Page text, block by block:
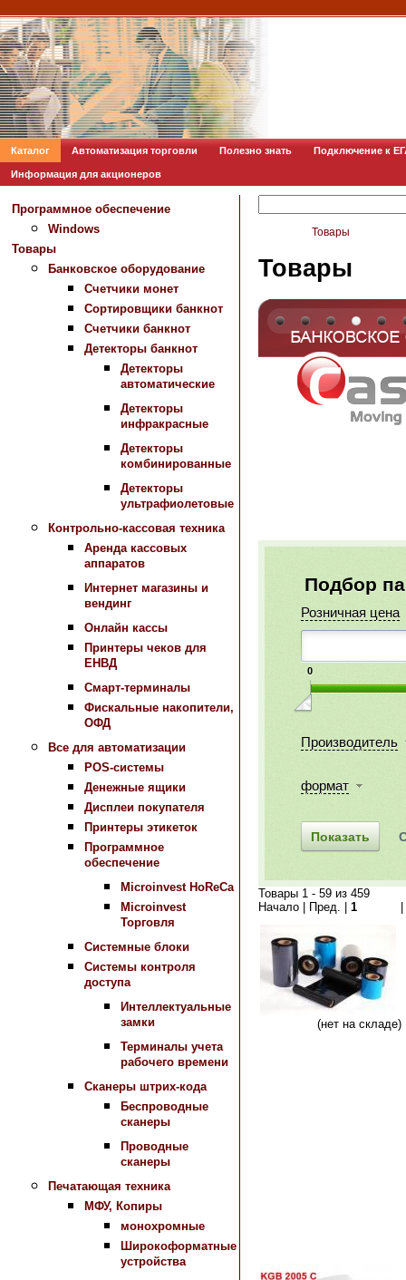
Каталог Автоматизация торговли Полезно знать Подключение к
Информация для акционеров
Программное обеспечение
Windows
Товары
Банковское оборудование
Счетчики монет
Сортировщики банкнот
Счетчики банкнот
Детекторы банкнот
Детекторы
автоматические
Детекторы
инфракрасные
Детекторы
комбинированные
Детекторы
ультрафиолетовые
Контрольно-кассовая техника
Аренда кассовых
аппаратов
Интернет магазины и
вендинг
Онлайн кассы
Принтеры чеков для
ЕНВД
Смарт-терминалы
Фискальные накопители,
ОФД
Все для автоматизации
POS-системы
Денежные ящики
Дисплеи покупателя
Принтеры этикеток
Программное
обеспечение
Microinvest HoReCa
Microinvest
Торговля
Системные блоки
Системы контроля
доступа
Интеллектуальные
замки
Терминалы учета
рабочего времени
Сканеры штрих-кода
Беспроводные
сканеры
Проводные
сканеры
Печатающая техника
МФУ, Копиры
монохромные
Широкоформатные
устройства
Товары
Товары
Подбор
Розничная цена
0
Производитель
формат
Товары 1 - 59 из 459
Начало | Пред. | 1 |
(нет на